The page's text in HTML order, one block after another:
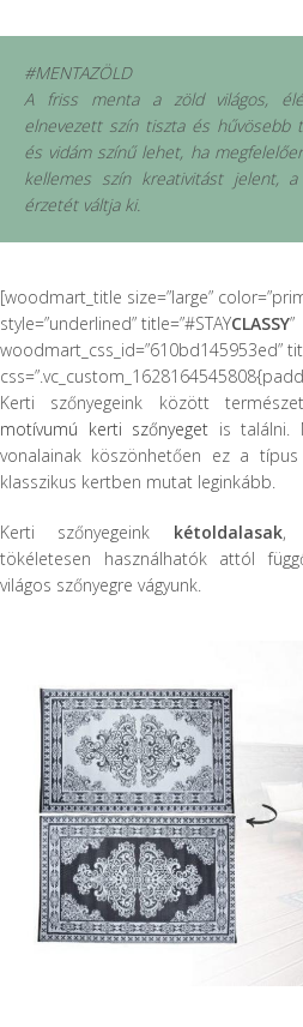
#MENTAZÖLD
A friss menta a zöld világos,
elnevezett szín tiszta és hűvösebb
és vidám színű lehet, ha
kellemes szín kreativitást jelent,
érzetét váltja ki.
[woodmart_title size=”large”
style=”underlined” title=”#STAYCLASSY”
woodmart_css_id=”610bd145953ed”
Kerti szőnyegeink között
motívumú kerti szőnyeget is találni.
vonalainak köszönhetően ez a
klasszikus kertben mutat leginkább.
Kerti szőnyegeink kétoldalasak,
tökéletesen használhatók attól
világos szőnyegre vágyunk.